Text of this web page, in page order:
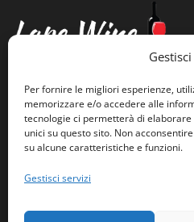
Per fornire le migliori esperienze,
memorizzare e/o accedere alle
tecnologie ci permetterà di
unici su questo sito. Non
su alcune caratteristiche e funzioni.
Gestisci servizi
Lape Wine
Largo Trionfale 7
Roma, 00195